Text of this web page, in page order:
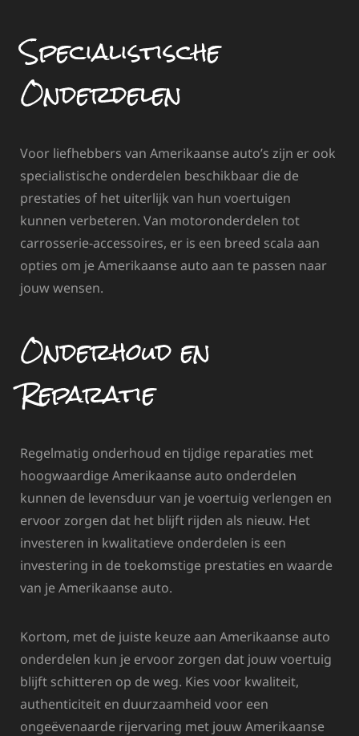
Specialistische
Onderdelen
Voor liefhebbers van Amerikaanse auto’s zijn er ook
specialistische onderdelen beschikbaar die de
prestaties of het uiterlijk van hun voertuigen
kunnen verbeteren. Van motoronderdelen tot
carrosserie-accessoires, er is een breed scala aan
opties om je Amerikaanse auto aan te passen naar
jouw wensen.
Onderhoud en
Reparatie
Regelmatig onderhoud en tijdige reparaties met
hoogwaardige Amerikaanse auto onderdelen
kunnen de levensduur van je voertuig verlengen en
ervoor zorgen dat het blijft rijden als nieuw. Het
investeren in kwalitatieve onderdelen is een
investering in de toekomstige prestaties en waarde
van je Amerikaanse auto.
Kortom, met de juiste keuze aan Amerikaanse auto
onderdelen kun je ervoor zorgen dat jouw voertuig
blijft schitteren op de weg. Kies voor kwaliteit,
authenticiteit en duurzaamheid voor een
ongeëvenaarde rijervaring met jouw Amerikaanse